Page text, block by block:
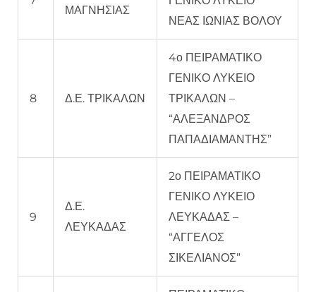
ΜΑΓΝΗΣΙΑΣ
ΝΕΑΣ ΙΩΝΙΑΣ ΒΟΛΟΥ
8 Δ.Ε. ΤΡΙΚΑΛΩΝ
4ο ΠΕΙΡΑΜΑΤΙΚΟ
ΓΕΝΙΚΟ ΛΥΚΕΙΟ
ΤΡΙΚΑΛΩΝ –
“ΑΛΕΞΑΝΔΡΟΣ
ΠΑΠΑΔΙΑΜΑΝΤΗΣ”
9
Δ.Ε.
ΛΕΥΚΑΔΑΣ
2ο ΠΕΙΡΑΜΑΤΙΚΟ
ΓΕΝΙΚΟ ΛΥΚΕΙΟ
ΛΕΥΚΑΔΑΣ –
“ΑΓΓΕΛΟΣ
ΣΙΚΕΛΙΑΝΟΣ”